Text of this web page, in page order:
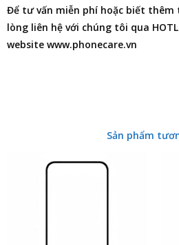
Để tư vấn miễn phí hoặc biết
lòng liên hệ với chúng tôi qua
website www.phonecare.vn
Sản phẩm